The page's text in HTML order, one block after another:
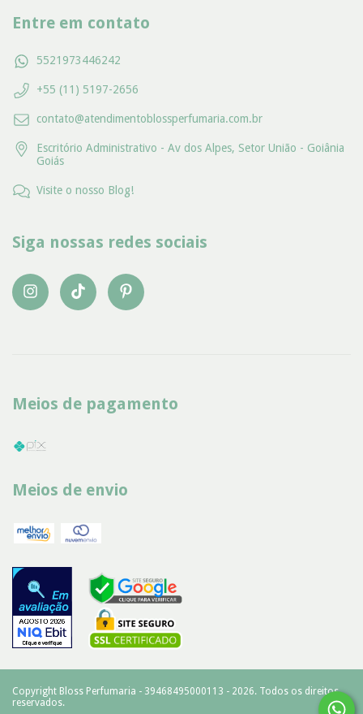
Entre em contato
5521973446242
+55 (11) 5197-2656
contato@atendimentoblossperfumaria.com.br
Escritório Administrativo - Av dos Alpes, Setor União - Goiânia
Goiás
Visite o nosso Blog!
Siga nossas redes sociais
Meios de pagamento
Meios de envio
Copyright Bloss Perfumaria - 39468495000113 - 2026. Todos os direitos
reservados.